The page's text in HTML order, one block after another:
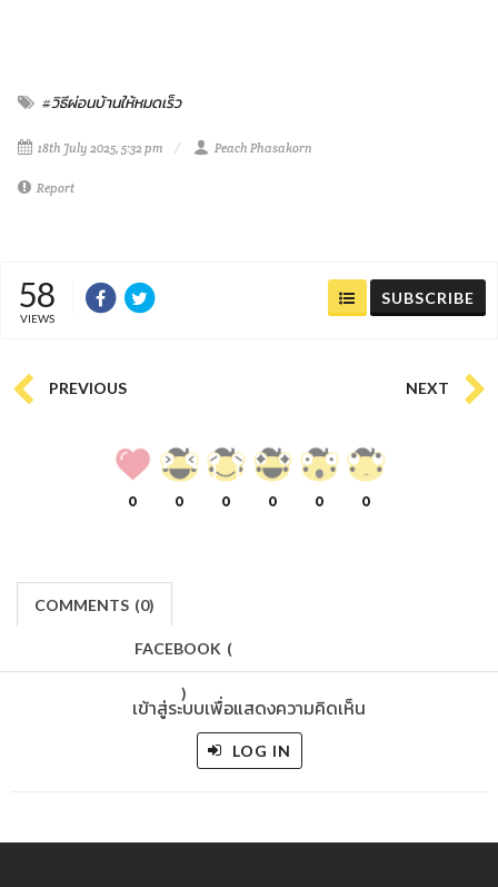
#วิธีผ่อนบ้านให้หมดเร็ว
18th July 2025, 5:32 pm Peach Phasakorn
Report
58
VIEWS
SUBSCRIBE
PREVIOUS NEXT
0 0 0 0 0 0
COMMENTS (0)
FACEBOOK (
)
เข้าสู่ระบบเพื่อแสดงความคิดเห็น
LOG IN